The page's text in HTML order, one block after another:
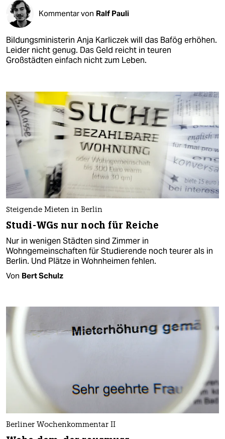
Kommentar von Ralf Pauli
Bildungsministerin Anja Karliczek will das Bafög erhöhen.
Leider nicht genug. Das Geld reicht in teuren
Großstädten einfach nicht zum Leben.
Steigende Mieten in Berlin
Studi-WGs nur noch für Reiche
Nur in wenigen Städten sind Zimmer in
Wohngemeinschaften für Studierende noch teurer als in
Berlin. Und Plätze in Wohnheimen fehlen.
Von Bert Schulz
Berliner Wochenkommentar II